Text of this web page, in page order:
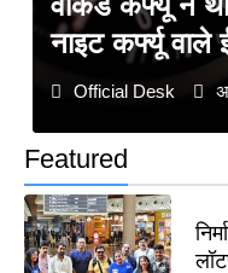
Featured
नाइट कर्फ्यू वाले
Official Desk